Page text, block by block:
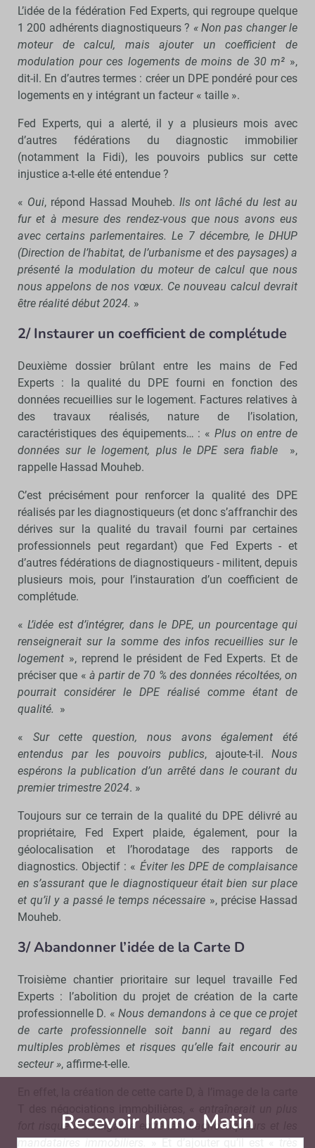
L’idée de la fédération Fed Experts, qui regroupe quelque
1 200 adhérents diagnostiqueurs ? « Non pas changer le
moteur de calcul, mais ajouter un coefficient de
modulation pour ces logements de moins de 30 m² »,
dit-il. En d’autres termes : créer un DPE pondéré pour ces
logements en y intégrant un facteur « taille ».
Fed Experts, qui a alerté, il y a plusieurs mois avec
d’autres fédérations du diagnostic immobilier
(notamment la Fidi), les pouvoirs publics sur cette
injustice a-t-elle été entendue ?
« Oui, répond Hassad Mouheb. Ils ont lâché du lest au
fur et à mesure des rendez-vous que nous avons eus
avec certains parlementaires. Le 7 décembre, le DHUP
(Direction de l’habitat, de l’urbanisme et des paysages) a
présenté la modulation du moteur de calcul que nous
nous appelons de nos vœux. Ce nouveau calcul devrait
être réalité début 2024. »
2/ Instaurer un coefficient de complétude
Deuxième dossier brûlant entre les mains de Fed
Experts : la qualité du DPE fourni en fonction des
données recueillies sur le logement. Factures relatives à
des travaux réalisés, nature de l’isolation,
caractéristiques des équipements… : « Plus on entre de
données sur le logement, plus le DPE sera fiable
»,
rappelle Hassad Mouheb.
C’est précisément pour renforcer la qualité des DPE
réalisés par les diagnostiqueurs (et donc s’affranchir des
dérives sur la qualité du travail fourni par certaines
professionnels peut regardant) que Fed Experts - et
d’autres fédérations de diagnostiqueurs - militent, depuis
plusieurs mois, pour l’instauration d’un coefficient de
complétude.
«L’idée est d’intégrer, dans le DPE, un pourcentage qui
renseignerait sur la somme des infos recueillies sur le
logement », reprend le président de Fed Experts. Et de
préciser que «à partir de 70 % des données récoltées, on
pourrait considérer le DPE réalisé comme étant de
qualité. »
« Sur cette question, nous avons également été
entendus par les pouvoirs publics, ajoute-t-il. Nous
espérons la publication d’un arrêté dans le courant du
premier trimestre 2024. »
Toujours sur ce terrain de la qualité du DPE délivré au
propriétaire, Fed Expert plaide, également, pour la
géolocalisation et l’horodatage des rapports de
diagnostics. Objectif : « Éviter les DPE de complaisance
en s’assurant que le diagnostiqueur était bien sur place
et qu’il y a passé le temps nécessaire », précise Hassad
Mouheb.
3/ Abandonner l’idée de la Carte D
Troisième chantier prioritaire sur lequel travaille Fed
Experts : l’abolition du projet de création de la carte
professionnelle D. «Nous demandons à ce que ce projet
de carte professionnelle soit banni au regard des
multiples problèmes et risques qu’elle fait encourir au
secteur », affirme-t-elle.
fort risque d’amalgame entre les diagnostiqueurs et les
mandataires immobiliers.» Et d’ajouter qu’il est «très
Recevoir Immo Matin